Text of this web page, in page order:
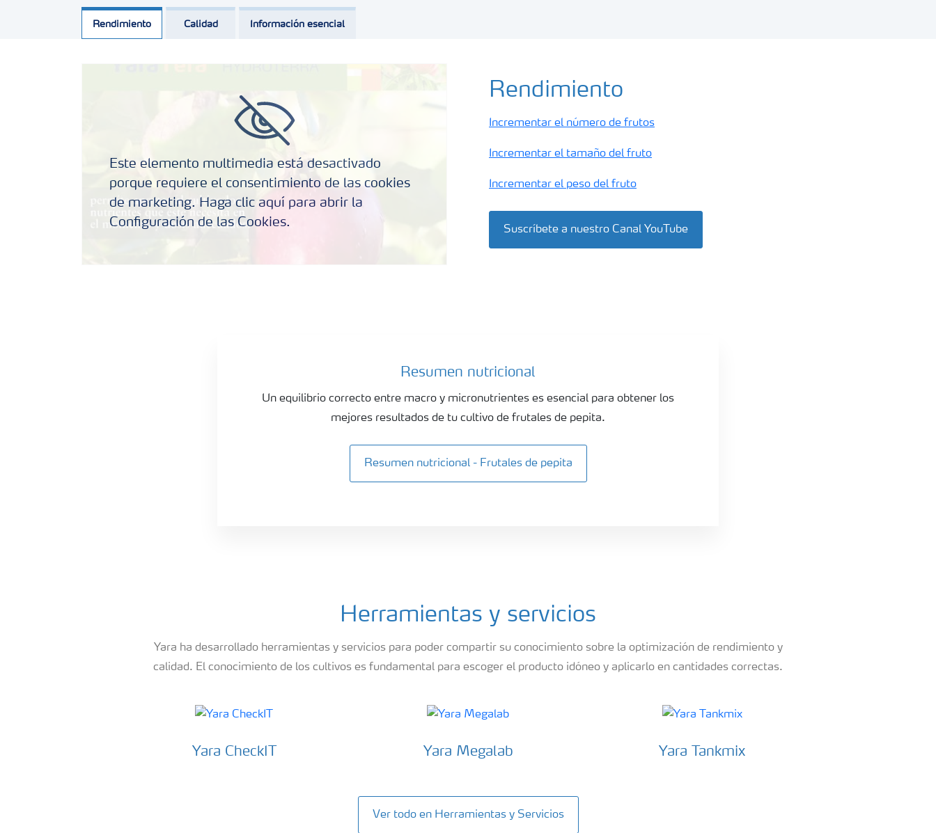
Rendimiento Calidad Información esencial
Rendimiento
Este elemento multimedia está desactivado
porque requiere el consentimiento de las cookies
de marketing. Haga clic aquí para abrir la
Configuración de las Cookies.
Incrementar el número de frutos
Incrementar el tamaño del fruto
Incrementar el peso del fruto
Suscríbete a nuestro Canal YouTube
Resumen nutricional
Un equilibrio correcto entre macro y micronutrientes es esencial para obtener los
mejores resultados de tu cultivo de frutales de pepita.
Resumen nutricional - Frutales de pepita
Herramientas y servicios
Yara ha desarrollado herramientas y servicios para poder compartir su conocimiento sobre la optimización de rendimiento y
calidad. El conocimiento de los cultivos es fundamental para escoger el producto idóneo y aplicarlo en cantidades correctas.
Yara CheckIT Yara Megalab Yara Tankmix
Ver todo en Herramientas y Servicios